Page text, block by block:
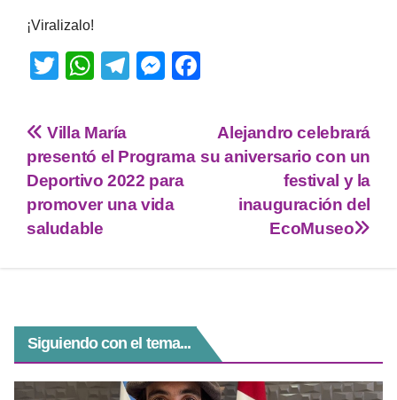
¡Viralizalo!
T
tt
er
W
at
s
A
p
p
T
gr
a
m
M
e
n
g
e
Alejandro celebrará
su aniversario con un
festival y la
inauguración del
EcoMuseo
Villa María
presentó el Programa
Deportivo 2022 para
promover una vida
saludable
Siguiendo con el tema...